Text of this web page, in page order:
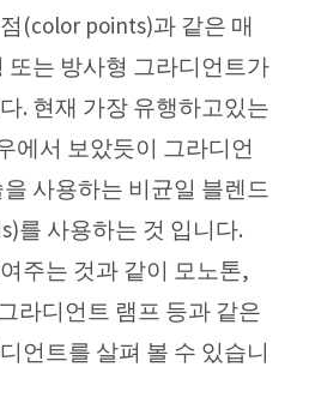
(color points)과 같은 매
또는 방사형 그라디언트가
. 현재 가장 유행하고있는
에서 보았듯이 그라디언
사용하는 비균일 블렌드
를 사용하는 것 입니다.
주는 것과 같이 모노톤,
라디언트 램프 등과 같은
언트를 살펴 볼 수 있습니